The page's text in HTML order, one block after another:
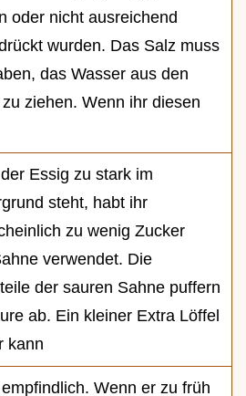
oder nicht ausreichend
wurden. Das Salz muss
das Wasser aus den
ziehen. Wenn ihr diesen
Essig zu stark im
steht, habt ihr
zu wenig Zucker
verwendet. Die
der sauren Sahne puffern
ab. Ein kleiner Extra Löffel
kann
Wenn er zu früh